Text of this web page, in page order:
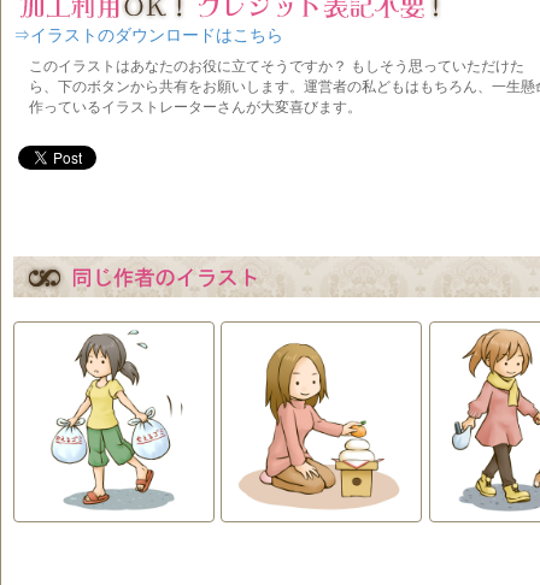
⇒イラストのダウンロードはこちら